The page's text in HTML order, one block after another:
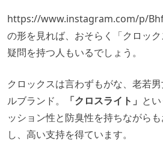
https://www.instagram.com/p/
の形を見れば、おそらく「クロッ
疑問を持つ人もいるでしょう。
クロックスは言わずもがな、老若
ルブランド。
「クロスライト」 と
ッション性と防臭性を持ちながら
し、高い支持を得ています。